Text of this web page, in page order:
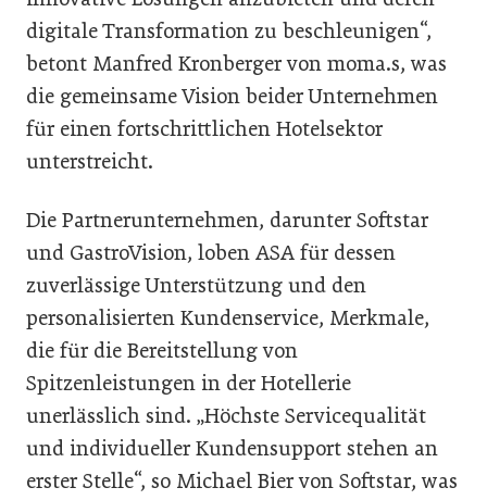
digitale Transformation zu beschleunigen“,
betont Manfred Kronberger von moma.s, was
die gemeinsame Vision beider Unternehmen
für einen fortschrittlichen Hotelsektor
unterstreicht.
Die Partnerunternehmen, darunter Softstar
und GastroVision, loben ASA für dessen
zuverlässige Unterstützung und den
personalisierten Kundenservice, Merkmale,
die für die Bereitstellung von
Spitzenleistungen in der Hotellerie
unerlässlich sind. „Höchste Servicequalität
und individueller Kundensupport stehen an
erster Stelle“, so Michael Bier von Softstar, was